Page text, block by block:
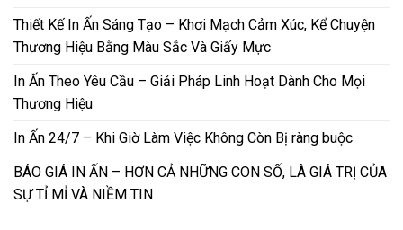
Thiết Kế In Ấn Sáng Tạo – Khơi Mạch Cảm Xúc, Kể Chuyện
Thương Hiệu Bằng Màu Sắc Và Giấy Mực
In Ấn Theo Yêu Cầu – Giải Pháp Linh Hoạt Dành Cho Mọi
Thương Hiệu
In Ấn 24/7 – Khi Giờ Làm Việc Không Còn Bị ràng buộc
BÁO GIÁ IN ẤN – HƠN CẢ NHỮNG CON SỐ, LÀ GIÁ TRỊ CỦA
SỰ TỈ MỈ VÀ NIỀM TIN